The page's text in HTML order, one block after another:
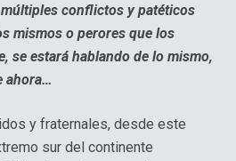
conflictos y patéticos
mismos o perores que los
se estará hablando de lo mismo,
ahora…
y fraternales, desde este
sur del continente